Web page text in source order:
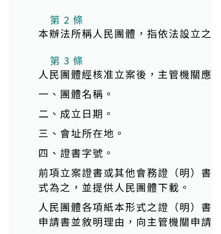
第 2 條
本辦法所稱人民團體，指依法設立之
第 3 條
人民團體經核准立案後，主管機關應
一、團體名稱。
二、成立日期。
三、會址所在地。
四、證書字號。
前項立案證書或其他會務證（明）書
式為之，並提供人民團體下載。
人民團體各項紙本形式之證（明）書
申請書並敘明理由，向主管機關申請